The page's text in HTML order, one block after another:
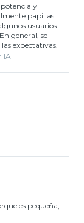
y
papillas
usuarios
general, se
expectativas.
IA
es pequeña,